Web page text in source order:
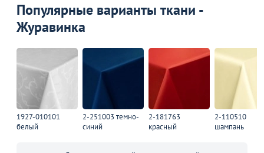
Популярные варианты ткани -
Журавинка
1927-010101
белый
2-251003 темно-
синий
2-181763
красный
2-110510
шампань